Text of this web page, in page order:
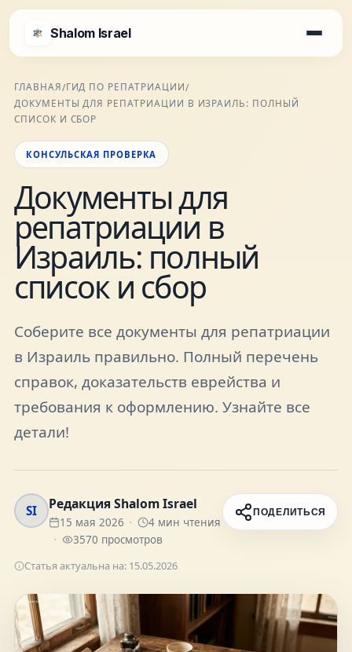
Shalom Israel
Блог
Афиша
Новости
Специалисты
О нас
Присоединяйтесь к нам
жизни в Израиле
Подписаться
ГЛАВНАЯ/ГИД ПО РЕПАТРИАЦИИ/
ДОКУМЕНТЫ ДЛЯ РЕПАТРИАЦИИ В ИЗРАИЛЬ: ПОЛНЫЙ
СПИСОК И СБОР
КОНСУЛЬСКАЯ ПРОВЕРКА
Документы для
репатриации в
Израиль: полный
список и сбор
Соберите все документы для репатриации
в Израиль правильно. Полный перечень
справок, доказательств еврейства и
требования к оформлению. Узнайте все
детали!
SI Редакция Shalom Israel
15 мая 2026 4мин чтения
3570 просмотров
ПОДЕЛИТЬСЯ
Статья актуальна на: 15.05.2026